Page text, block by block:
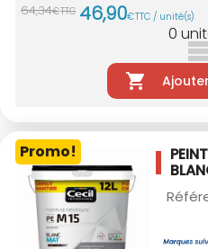
64,34€TTC 46,90€TTC / unité(s)
0
Promo!